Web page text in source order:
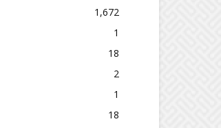
1,672
1
18
2
1
18